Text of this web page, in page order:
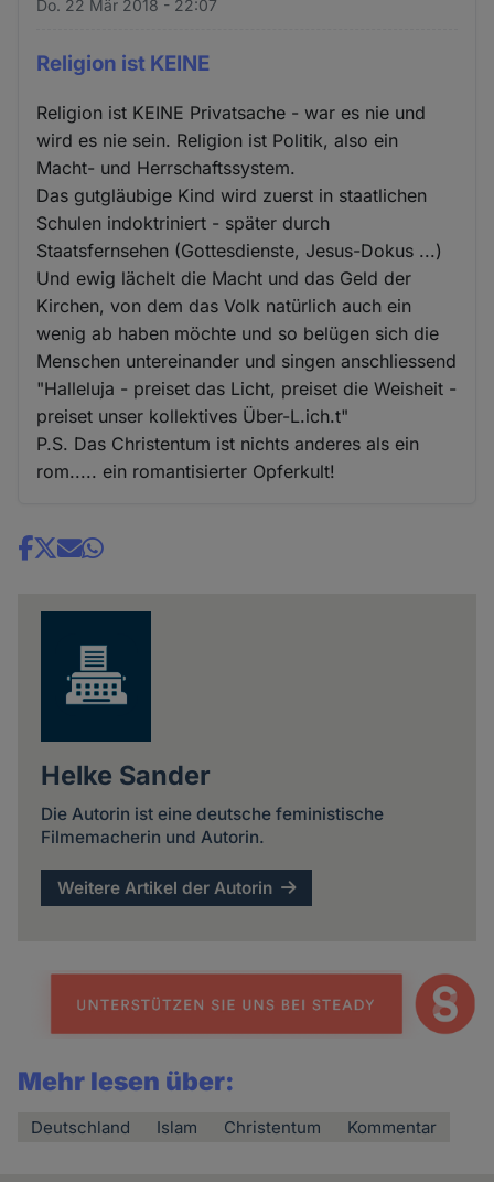
Do. 22 Mär 2018 - 22:07
Religion ist KEINE
Religion ist KEINE Privatsache - war es nie und
wird es nie sein. Religion ist Politik, also ein
Macht- und Herrschaftssystem.
Das gutgläubige Kind wird zuerst in staatlichen
Schulen indoktriniert - später durch
Staatsfernsehen (Gottesdienste, Jesus-Dokus ...)
Und ewig lächelt die Macht und das Geld der
Kirchen, von dem das Volk natürlich auch ein
wenig ab haben möchte und so belügen sich die
Menschen untereinander und singen anschliessend
"Halleluja - preiset das Licht, preiset die Weisheit -
preiset unser kollektives Über-L.ich.t"
P.S. Das Christentum ist nichts anderes als ein
rom..... ein romantisierter Opferkult!
Share
Helke Sander
Die Autorin ist eine deutsche feministische
Filmemacherin und Autorin.
Weitere Artikel der Autorin
Mehr lesen über:
Deutschland Islam Christentum Kommentar